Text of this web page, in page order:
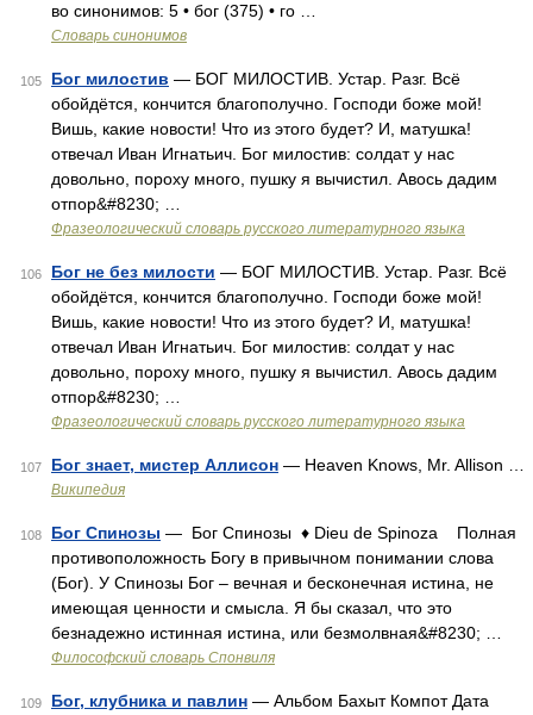
во синонимов: 5 • бог (375) • го …
Словарь синонимов
105 Бог милостив — БОГ МИЛОСТИВ. Устар. Разг. Всё
обойдётся, кончится благополучно. Господи боже мой!
Вишь, какие новости! Что из этого будет? И, матушка!
отвечал Иван Игнатьич. Бог милостив: солдат у нас
довольно, пороху много, пушку я вычистил. Авось дадим
отпор&#8230; …
Фразеологический словарь русского литературного языка
106 Бог не без милости — БОГ МИЛОСТИВ. Устар. Разг. Всё
обойдётся, кончится благополучно. Господи боже мой!
Вишь, какие новости! Что из этого будет? И, матушка!
отвечал Иван Игнатьич. Бог милостив: солдат у нас
довольно, пороху много, пушку я вычистил. Авось дадим
отпор&#8230; …
Фразеологический словарь русского литературного языка
107 Бог знает, мистер Аллисон — Heaven Knows, Mr. Allison …
Википедия
108 Бог Спинозы — Бог Спинозы ♦ Dieu de Spinoza Полная
противоположность Богу в привычном понимании слова
(Бог). У Спинозы Бог – вечная и бесконечная истина, не
имеющая ценности и смысла. Я бы сказал, что это
безнадежно истинная истина, или безмолвная&#8230; …
Философский словарь Спонвиля
109 Бог, клубника и павлин — Альбом Бахыт Компот Дата